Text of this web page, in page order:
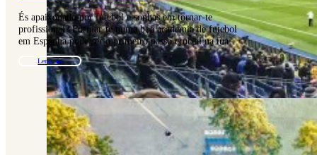
És apaixonado por futebol e sonhas em tornar-te
profissional? Formar-te numa boa academia de futebol
em Espanha pode ser o primeiro passo crucial na tua…
Ler mais